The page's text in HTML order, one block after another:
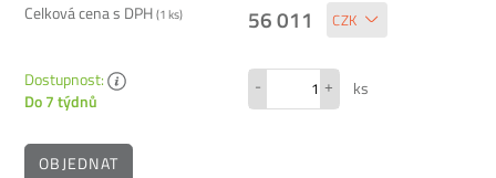
Celková cena s DPH(1ks) 56 011
Dostupnost:
Do 7 týdnů
- + ks
OBJEDNAT